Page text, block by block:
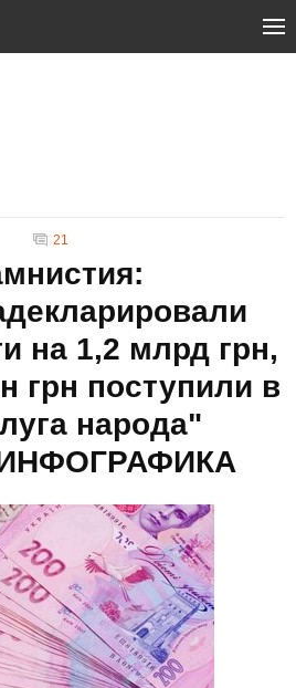
21
на 1,2 млрд грн,
грн поступили в
народа"
ИНФОГРАФИКА